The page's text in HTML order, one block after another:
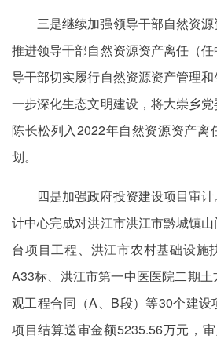
三是继续加强领导干部自然资
推进领导干部自然资源资产离任（
导干部切实履行自然资源资产管理
一步深化生态文明建设，将大崇乡党
陈长松列入2022年自然资源资产离
划。
四是加强政府投资建设项目审
计中心完成对洪江市洪江市黔城镇
台项目工程、洪江市农村基础设施
A33标、洪江市第一中医医院二期
观工程合同（A、B段）等30个建设
项目结算送审金额5235.56万元，